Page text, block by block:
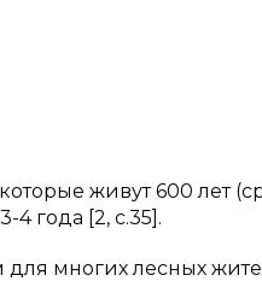
живут 600 лет
4 года [2, с.35].
многих лесных